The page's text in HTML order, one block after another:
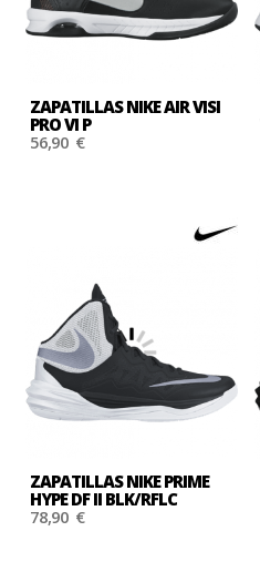
ZAPATILLAS NIKE AIR VISI
PRO VI P
56,90 €
ZAPATILLAS NIKE PRIME
HYPE DF II BLK/RFLC
78,90 €